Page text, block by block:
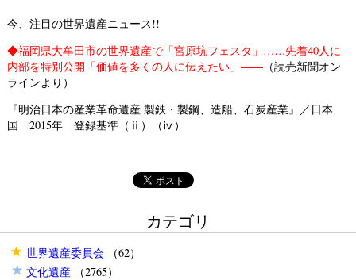
今、注目の世界遺産ニュース!!
◆福岡県大牟田市の世界遺産で「宮原坑フェスタ」……先着40人に
内部を特別公開「価値を多くの人に伝えたい」――（読売新聞オン
ラインより）
『明治日本の産業革命遺産 製鉄・製鋼、造船、石炭産業』／日本
国 2015年 登録基準（ⅱ）（ⅳ）
カテゴリ
世界遺産委員会（62）
文化遺産（2765）